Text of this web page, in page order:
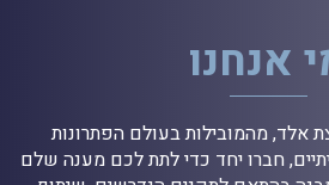
אנחנו
אלד, מהמובילות בעולם הפתרונות
חברו יחד כדי לתת לכם מענה שלם